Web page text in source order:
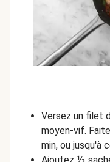
Versez un filet
moyen-vif.
min, ou jusqu'à